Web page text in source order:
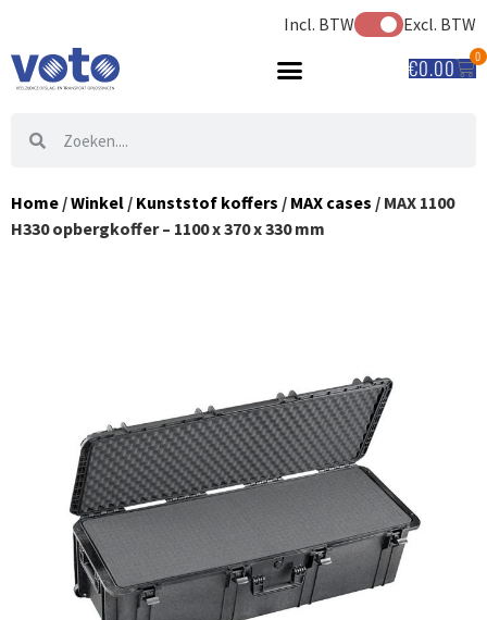
Incl. BTW Excl. BTW
€0.00 0
Home /Winkel / Kunststof koffers / MAX cases / MAX 1100
H330 opbergkoffer – 1100 x 370 x 330 mm